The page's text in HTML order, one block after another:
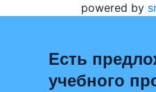
powered by
Есть
учебного